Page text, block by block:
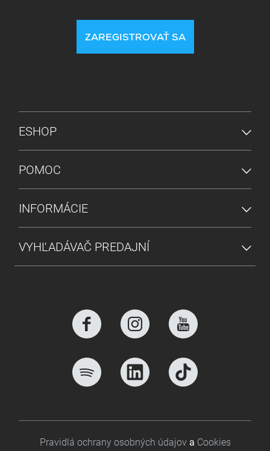
ZAREGISTROVAŤ SA
PONUKA V PÄTE
ESHOP
POMOC
INFORMÁCIE
VYHĽADÁVAČ PREDAJNÍ
Footer bottom
Pravidlá ochrany osobných údajov a Cookies